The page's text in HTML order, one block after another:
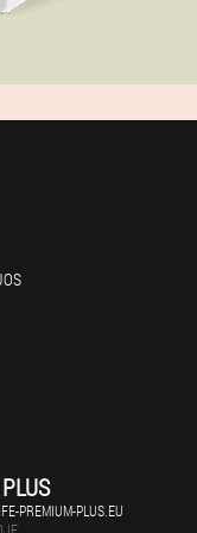
PREMIUM-PLUS.EU